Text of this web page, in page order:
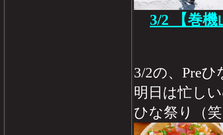
3/2 【巻機
3/2の、Pre
明日は忙し
ひな祭り（